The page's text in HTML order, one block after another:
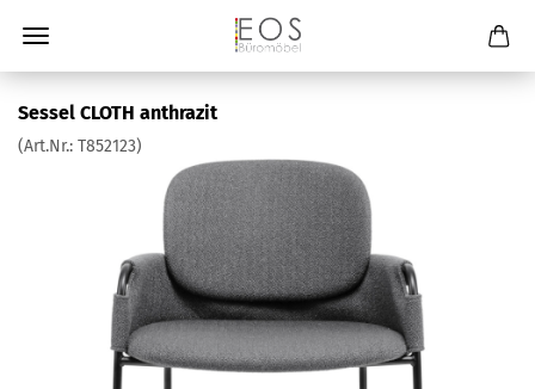
Sessel CLOTH anthrazit
(Art.Nr.: T852123)